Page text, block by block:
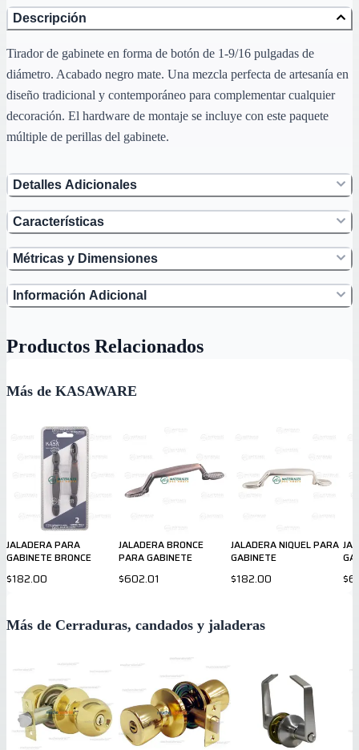
Descripción
Tirador de gabinete en forma de botón de 1-9/16 pulgadas de
diámetro. Acabado negro mate. Una mezcla perfecta de artesanía en
diseño tradicional y contemporáneo para complementar cualquier
decoración. El hardware de montaje se incluye con este paquete
múltiple de perillas del gabinete.
Detalles Adicionales
Características
Métricas y Dimensiones
Información Adicional
Productos Relacionados
Más de KASAWARE
JALADERA PARA
GABINETE BRONCE
$182.00
JALADERA BRONCE
PARA GABINETE
$602.01
JALADERA NIQUEL PARA
GABINETE
$182.00
Más de Cerraduras, candados y jaladeras